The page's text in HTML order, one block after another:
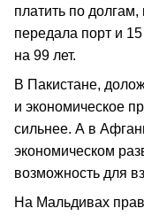
платить по
передала порт и
на 99 лет.
В Пакистане,
и экономическое
сильнее. А в
экономическом
возможность для
На Мальдивах